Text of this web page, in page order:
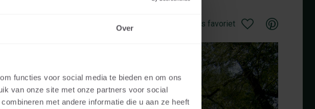
Over
functies voor social media te bieden en om ons
van onze site met onze partners voor social
met andere informatie die u aan ze heeft
Opslaan als favoriet